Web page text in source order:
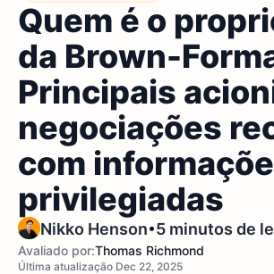
Quem é o
da Brown-
Principais
negociações
com
privilegiadas
Nikko Henson•5 minutos de
Avaliado por:Thomas Richmond
Última atualização Dec 22, 2025